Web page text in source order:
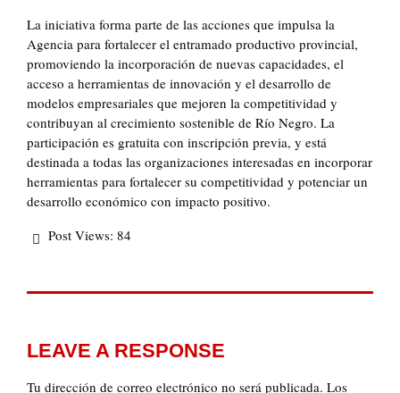
La iniciativa forma parte de las acciones que impulsa la
Agencia para fortalecer el entramado productivo provincial,
promoviendo la incorporación de nuevas capacidades, el
acceso a herramientas de innovación y el desarrollo de
modelos empresariales que mejoren la competitividad y
contribuyan al crecimiento sostenible de Río Negro. La
participación es gratuita con inscripción previa, y está
destinada a todas las organizaciones interesadas en incorporar
herramientas para fortalecer su competitividad y potenciar un
desarrollo económico con impacto positivo.
Post Views: 84
LEAVE A RESPONSE
Tu dirección de correo electrónico no será publicada. Los